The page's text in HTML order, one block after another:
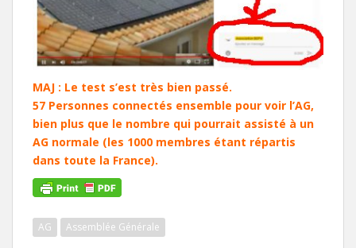
MAJ : Le test s’est très bien passé.
57 Personnes connectés ensemble pour voir l’AG,
bien plus que le nombre qui pourrait assisté à un
AG normale (les 1000 membres étant répartis
dans toute la France).
AG Assemblée Générale